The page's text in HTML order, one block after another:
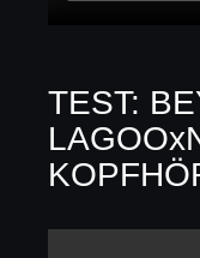
TEST: